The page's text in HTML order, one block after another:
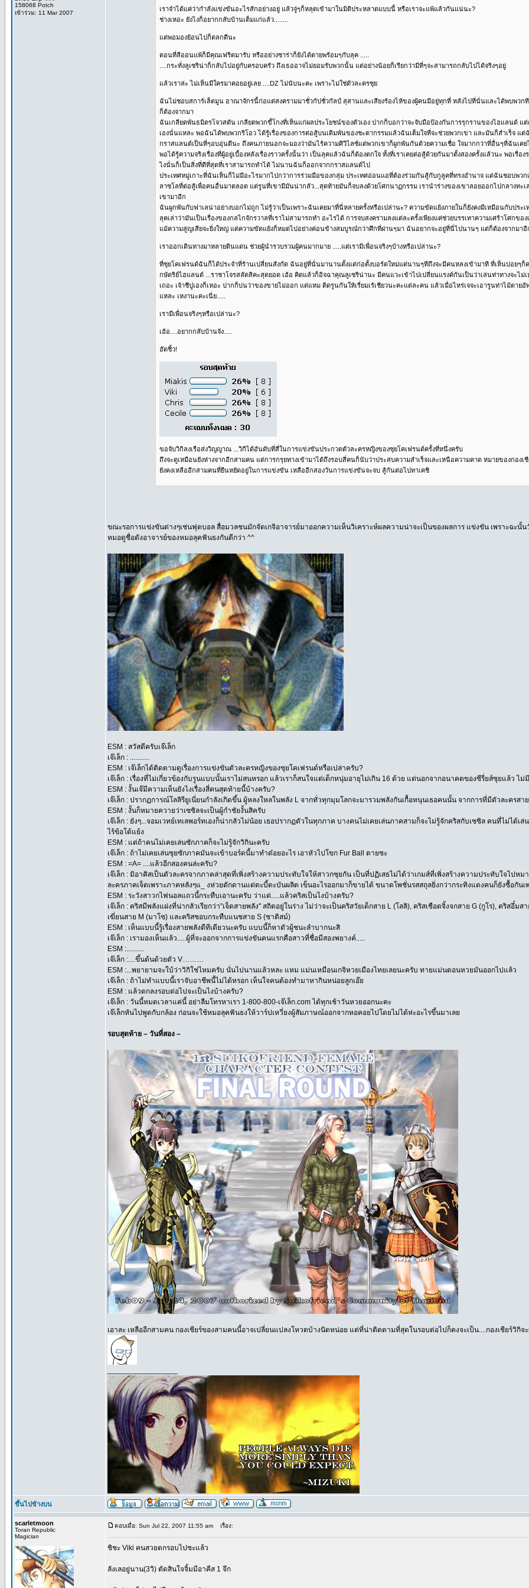
158068 Potch
เข้าร่วม: 11 Mar 2007
เราจำได้แค่ว่ากำลังแข่งขันอะไรสักอย่างอยู่ แล้วจู่ๆก็หลุดเข้ามาในมิติประหลาดแบบนี้ หรือเราจะแพ้แล้วกันแน่นะ?
ช่างเหอะ ยังไงก็อยากกลับบ้านเต็มแก่แล้ว........
แต่พอมองย้อนไปก็ตลกดีนะ
ตอนที่ลีออนแพ้ก็มีคุณเฟริดมารับ หรืออย่างซาร่าก็ยังได้ตายพร้อมๆกับลุค .....
....กระทั่งลูเซริน่าก็กลับไปอยู่กับครอบครัว ถึงเธออาจไม่ยอมรับพวกนั้น แต่อย่างน้อยก็เรียกว่ามีที่ๆจะสามารถกลับไปได้จริงๆอยู่
แล้วเราล่ะ ไม่เห็นมีใครมาคอยอยู่เลย ....DZ ไม่นับนะคะ เพราะไม่ใช่ตัวละครซุย
ฉันไม่ชอบสการ์เล็ตมูน อาณาจักรนี้ก่อแต่สงครามมาชั่วกัปชั่วกัลป์ สุสานและเสียงร้องไห้ของผู้คนมีอยู่ทุกที่ หลังไปที่นั่นและได้พบพว
ก็ต้องจากมา
ฉันเกลียดพันธมิตรโจวสตัน เกลียดพวกขี้โกงที่เห็นแก่ผลประโยชน์ของตัวเอง ปากก็บอกว่าจะจับมือป้องกันการรุกรานของไฮแลนด์
เองนั่นแหละ พอฉันได้พบพวกริโอว ได้รู้เรื่องของการต่อสู้บนเดิมพันของชะตากรรมแล้วฉันเต็มใจที่จะช่วยพวกเขา และมันก็สำเร็จ แต่
กราสแลนด์เป็นที่ๆอบอุ่นดีนะ ถึงคนภายนอกจะมองว่ามันไร้ความศิวิไลซ์แต่พวกเขาก็ผูกพันกันด้วยความเชื่อ ใจมากกว่าที่อื่นๆที่ฉันเค
พอได้รู้ความจริงเรื่องที่ผู้อยู่เบื้องหลังเรื่องราวครั้งนั้นว่า เป็นลุคแล้วฉันก็ต้องตกใจ ทั้งที่เราเคยต่อสู้ด้วยกันมาตั้งสองครั้งแล้วนะ พอเรื่
ไงนั่นก็เป็นสิ่งที่ดีที่สุดที่เราสามารถทำได้ ไม่นานฉันก็ออกจากกราสแลนด์ไป
ประเทศหมู่เกาะที่ฉันเห็นก็ไม่มีอะไรมากไปกว่าการร่วมมือของกลุ่ม ประเทศอ่อนแอที่ต้องร่วมกันสู้กับกูลูคที่ทรงอำนาจ แต่ฉันชอบพ
ลาซโลที่ต่อสู้เพื่อคนอื่นมาตลอด แต่รูนที่เขามีมันน่ากลัว...สุดท้ายมันก็จบลงด้วยโศกนาฏกรรม เรานำร่างของเขาลอยออกไปกลางท
เขามาอีก
ฉันผูกพันกับฟาเลน่าอย่างบอกไม่ถูก ไม่รู้ว่าเป็นเพราะฉันเคยมาที่นี่หลายครั้งหรือเปล่านะ? ความขัดแย้งภายในก็ยังคงมีเหมือนกับปร
ลุคเล่าว่ามันเป็นเรื่องของกลไกจักรวาลที่เราไม่สามารถทำ อะไรได้ การจบสงครามลงแต่ละครั้งเพียงแค่ช่วยบรรเทาความเศร้าโศกข
แม้ความสูญเสียจะยิ่งใหญ่ แต่ความขัดแย้งก็หมดไปอย่างค่อนข้างสมบูรณ์กว่าศึกที่ผ่านๆมา ฉันอยากจะอยู่ที่นี่ไปนานๆ แต่ก็ต้องจากมาอี
เราออกเดินทางมาหลายดินแดน ช่วยผู้นำรวบรวมผู้คนมากมาย .....แต่เรามีเพื่อนจริงๆบ้างหรือเปล่านะ?
ที่ซุยโคเฟรนด์ฉันก็ได้ประจำที่ร้านเปลี่ยนสังกัด ฉันอยู่ที่นั่นมานานตั้งแต่ก่อตั้งบอร์ดใหม่แต่นานๆทีถึงจะมีคนหลงเข้ามาที ที่เห็นบ่อยๆก็
กษัตริย์ไฮแลนด์ ...ราชาโจรสลัดสิคะสุดยอด เฮ้อ คิดแล้วก็อิจฉาคุณลูเซริน่านะ มีคนแวะเข้าไปเปลี่ยนแรงค์กันเป็นว่าเล่นท่าทางจะไม่
เถอะ เจ้าชีปูเองก็เหอะ ปากก็บ่นว่าของขายไม่ออก แต่แหม ติดรูนกันให้เรี่ยมเร้เชียวนะคะแต่ละคน แล้วเมื่อไหร่เจจะเอารูนท่าไม้ตา
แหละ เหงานะคะเนี่ย.....
เรามีเพื่อนจริงๆหรือเปล่านะ?
เฮ้อ....อยากกลับบ้านจัง.....
ฮัดชิ้ว!
ขอจับวิกิลงเรือส่งวิญญาณ ...วิกิได้อันดับที่สี่ในการแข่งขันประกวดตัวละครหญิงของซุยโคเฟรนด์ครั้งที่หนึ่งครับ
ถึงจะดูเหมือนยังห่างจากอีกสามคน แต่การกรุยทางเข้ามาได้ถึงรอบสี่คนก็นับว่าประสบความสำเร็จและเหนือความคาด หมายของกองเชี
ยังคงเหลืออีกสามคนที่ยืนหยัดอยู่ในการแข่งขัน เหลืออีกสองวันการแข่งขันจะจบ สู้กันต่อไปทาเคชิ
ขณะรอการแข่งขันต่างๆเช่นฟุตบอล สื่อมวลชนมักจัดเกจิอาจารย์มาออกความเห็นวิเคราะห์ผลความน่าจะเป็นของผลการ แข่งขัน เพราะฉะนั้
หมอดูชื่อดังอาจารย์ของหมอลุคฟันธงกันดีกว่า ^^
ESM : สวัสดีครับเจ๊เล็ก
เจ๊เล็ก : ...........
ESM : เจ๊เล็กได้ติดตามดูเรื่องการแข่งขันตัวละครหญิงของซุยโคเฟรนด์หรือเปล่าครับ?
เจ๊เล็ก : เรื่องที่ไม่เกี่ยวข้องกับรูนแบบนั้นเราไม่สนหรอก แล้วเราก็สนใจแต่เด็กหนุ่มอายุไม่เกิน 16 ด้วย แต่นอกจากอนาคตของซีรี่ยส์ซุยแล้ว ไ
ESM : งั้นเจ๊มีความเห็นยังไงเรื่องสี่คนสุดท้ายนี้บ้างครับ?
เจ๊เล็ก : ปรากฏการณ์โลลิรียูเนี่ยนกำลังเกิดขึ้น ผู้หลงใหลในพลัง L จากทั่วทุกมุมโลกจะมารวมพลังกันเกื้อหนุนเธอคนนั้น จากการที่มีตัวละครส
ESM : งั้นก็หมายควายว่าเซซิลจะเป็นผู้กำชัยงั้นสิครับ
เจ๊เล็ก : ยังๆ...จอมเวทย์เทเลพอร์ทเองก็น่ากลัวไม่น้อย เธอปรากฏตัวในทุกภาค บางคนไม่เคยเล่นภาคสามก็จะไม่รู้จักคริสกับเซซิล คนที่ไม่ไ
ไร้ข้อโต้แย้ง
ESM : แต่ถ้าคนไม่เคยเล่นซักภาคก็จะไม่รู้จักวิกินะครับ
เจ๊เล็ก : ถ้าไม่เคยเล่นซุยซักภาคมันจะเข้าบอร์ดนี้มาทำด๋อยอะไร เอาหัวไปโขก Fur Ball ตายซะ
ESM : =A= ....แล้วอีกสองคนล่ะครับ?
เจ๊เล็ก : มิอาคิสเป็นตัวละครจากภาคล่าสุดที่เพิ่งสร้างความประทับใจให้สาวกซุยกัน เป็นที่ปฏิเสธไม่ได้ว่าเกมส์ที่เพิ่งสร้างความประทับใจไป
ละครภาคเจ็ดเพราะภาคหลังๆแ_ งห่วยดักดานแต่ตะบี้ตะบันผลิต เข็นอะไรออกมาก็ขายได้ ขนาดโพชั่นรสสถุลยิ่งกว่ากระทิงแดงคนก็ยังซื้อกันเ
ESM : ระวังสาวกไฟนอลแถวนี้กระทืบเอานะครับ ว่าแต่.....แล้วคริสเป็นไงบ้างครับ?
เจ๊เล็ก : คริสมีพลังแฝงที่น่ากลัวเรียกว่า"เจ็ดสายพลัง" สถิตอยู่ในร่าง ไม่ว่าจะเป็นคริสวัยเด็กสาย L (โลลิ), คริสเชือดจิ้งจกสาย G (กูโร), คริสอึ๋ม
เฆี่ยนสาย M (มาโซ) และคริสชอบกระทืบแนชสาย S (ซาดิสม์)
ESM : เห็นแบบนี้รู้เรื่องสายพลังดีทีเดียวนะครับ แบบนี้ก็หาตัวผู้ชนะลำบากนะสิ
เจ๊เล็ก : เรามองเห็นแล้ว.....ผู้ที่จะออกจากการแข่งขันคนแรกคือสาวที่ชื่อมีสองพยางค์.....
ESM :..........
เจ๊เล็ก :....ขึ้นต้นด้วยตัว V………
ESM :...พยายามจะใบ้ว่าวิกิใช่ไหมครับ นั่นไปนานแล้วหละ แหม แม่นเหมือนเกจิหวยเมืองไทยเลยนะครับ ทายแม่นตอนหวยมันออกไปแล้ว
เจ๊เล็ก : ถ้าไม่ทำแบบนี้เราจับอาชีพนี้ไม่ได้หรอก เห็นใจคนต้องทำมาหากินหน่อยลูกเอ๊ย
ESM : แล้วตกลงรอบต่อไปจะเป็นไงบ้างครับ?
เจ๊เล็ก : วันนี้หมดเวลาแค่นี้ อย่าลืมโทรหาเรา 1-800-800-เจ๊เล็ก.com ได้ทุกเช้าวันหวยออกนะคะ
เจ๊เล็กหันไปพูดกับกล้อง ก่อนจะใช้หมอลุคฟันธงให้วาร์ปเหวี่ยงผู้สัมภาษณ์ออกจากหอคอยไปโดยไม่ได้ห่ะอะไรขึ้นมาเลย
รอบสุดท้าย – วันที่สอง –
เอาละ เหลืออีกสามคน กองเชียร์ของสามคนนี้อาจเปลี่ยนแปลงโหวตบ้างนิดหน่อย แต่ที่น่าติดตามที่สุดในรอบต่อไปก็คงจะเป็น....กองเชียร์วิกิ
ขึ้นไปข้างบน
scarletmoon
Toran Republic
Magician
ตอบเมื่อ: Sun Jul 22, 2007 11:55 am เรื่อง:
ชิชะ Viki คนสวยตกรอบไปซะแล้ว
ลังเลอยู่นาน(3วิ) ตัดสินใจจิ้มมีอาคีส 1 จึก